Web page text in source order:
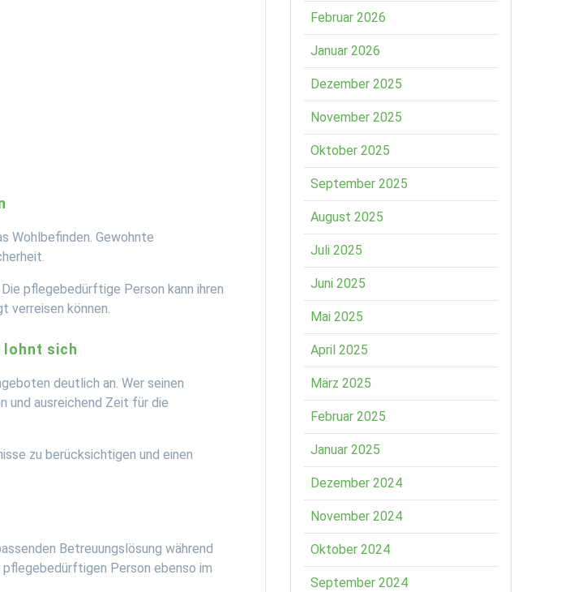
Wohlbefinden. Gewohnte
pflegebedürftige Person kann ihren
verreisen können.
lohnt sich
deutlich an. Wer seinen
und ausreichend Zeit für die
zu berücksichtigen und einen
Betreuungslösung während
Person ebenso im
Februar 2026
Januar 2026
Dezember 2025
November 2025
Oktober 2025
September 2025
August 2025
Juli 2025
Juni 2025
Mai 2025
April 2025
März 2025
Februar 2025
Januar 2025
Dezember 2024
November 2024
Oktober 2024
September 2024